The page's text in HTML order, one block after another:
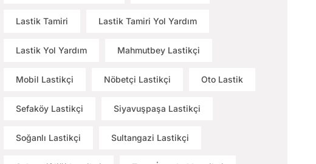
Lastik Tamiri Lastik Tamiri Yol Yardım
Lastik Yol Yardım Mahmutbey Lastikçi
Mobil Lastikçi Nöbetçi Lastikçi Oto Lastik
Sefaköy Lastikçi Siyavuşpaşa Lastikçi
Soğanlı Lastikçi Sultangazi Lastikçi